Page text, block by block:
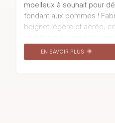
moelleux à souhait pour
fondant aux pommes !
beignet légère et aérée,
séduire par cette
pour les papilles et qui
EN SAVOIR PLUS